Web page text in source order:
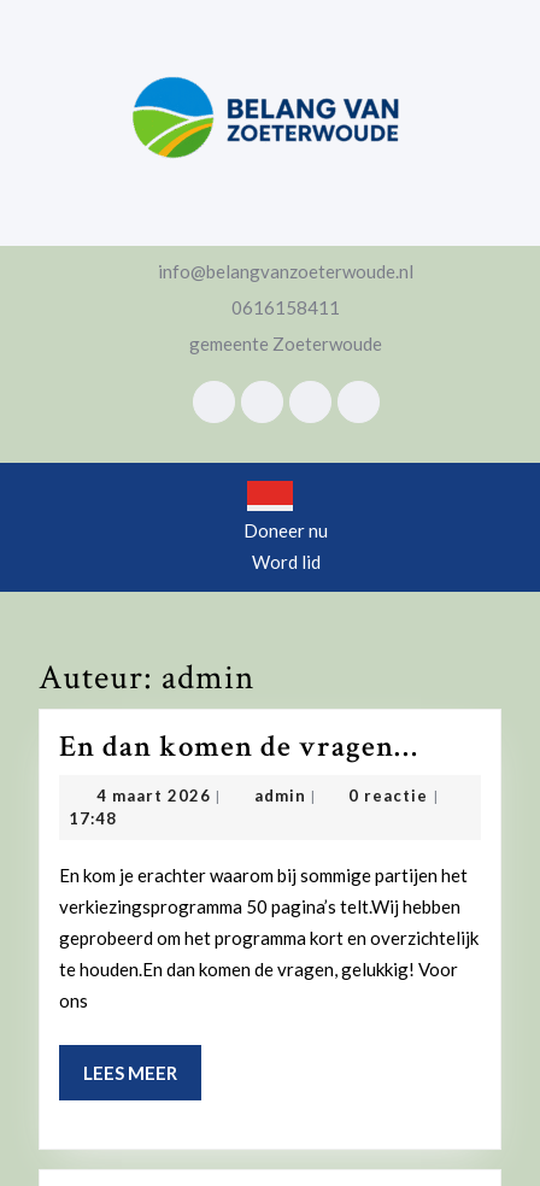
info@belangvanzoeterwoude.nl
0616158411
gemeente Zoeterwoude
Open
Doneer nu
Word lid
Auteur: admin
En dan komen de vragen…
dan
komen
vragen…
4 maart 2026 4| admin admin
| 0 reactie |
17:48
En kom je erachter waarom bij sommige partijen het
verkiezingsprogramma 50 pagina’s telt.Wij hebben
geprobeerd om het programma kort en overzichtelijk
te houden.En dan komen de vragen, gelukkig! Voor
ons
LEES MEER
MEER